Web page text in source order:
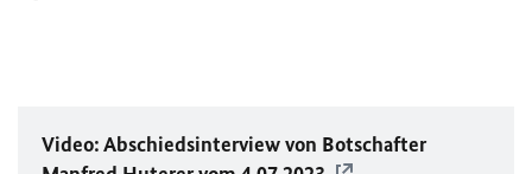
Video: Abschiedsinterview von Botschafter